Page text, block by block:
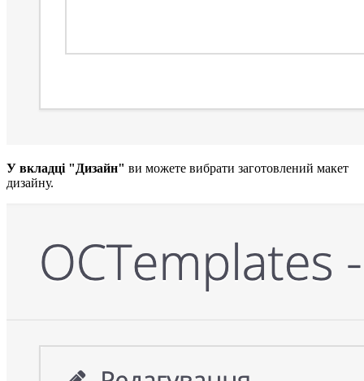
У вкладці "Дизайн" ви можете вибрати заготовлений макет
дизайну.